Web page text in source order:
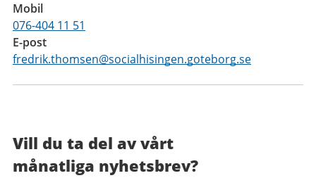
Mobil
076-404 11 51
E-post
fredrik.thomsen@socialhisingen.goteborg.se
Vill du ta del avvårt
månatliga nyhetsbrev?